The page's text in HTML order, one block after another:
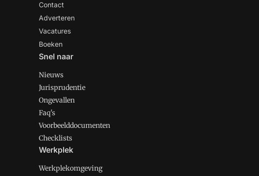
Contact
Adverteren
Vacatures
Boeken
Snel naar
Nieuws
Jurisprudentie
Ongevallen
Faq's
Voorbeelddocumenten
Checklists
Werkplek
Werkplekomgeving